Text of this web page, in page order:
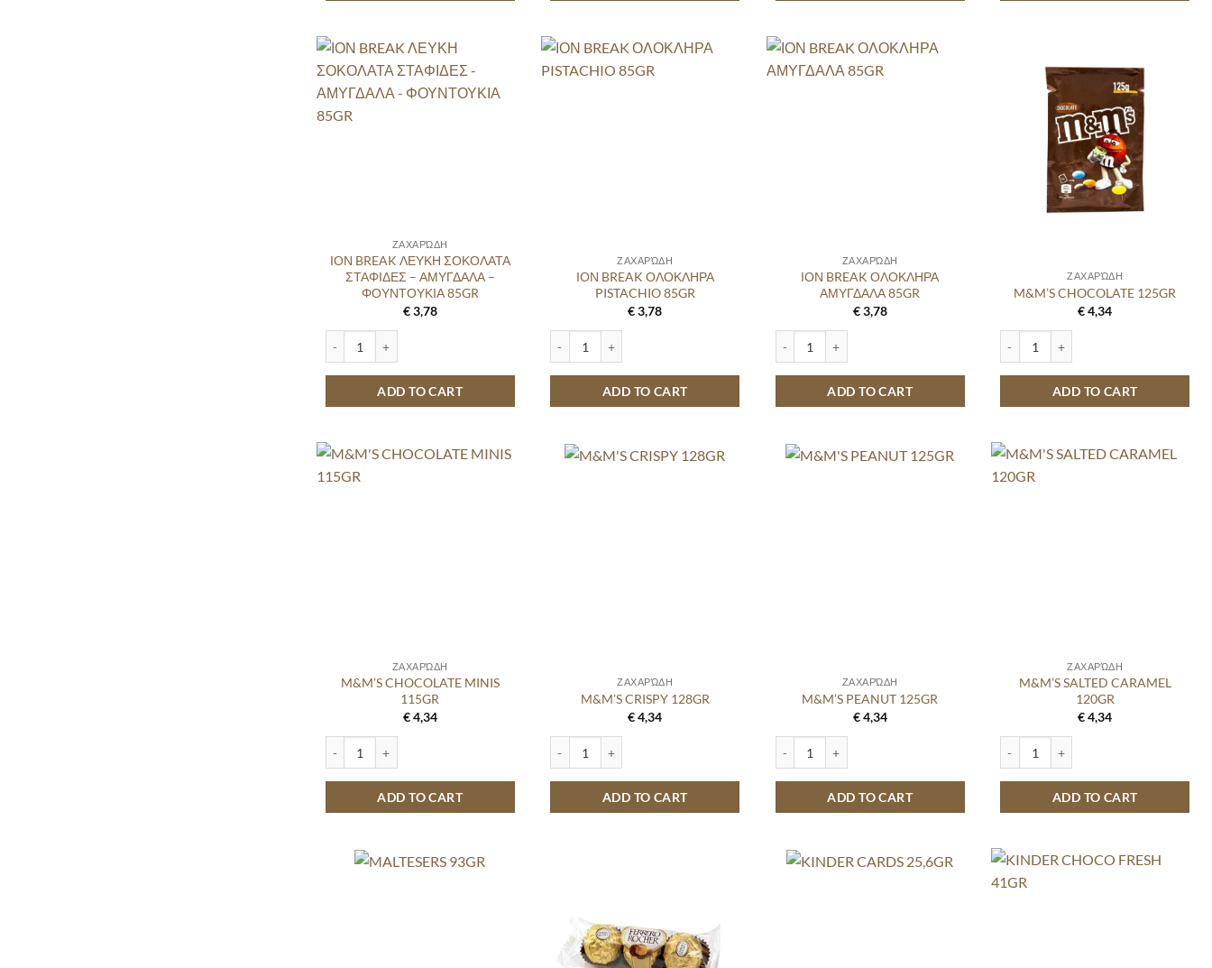
ΖΑΧΑΡΏΔΗ
ΙΟΝ BREAK ΛΕΥΚΗ ΣΟΚΟΛΑΤΑ
ΣΤΑΦΙΔΕΣ – ΑΜΥΓΔΑΛΑ –
ΦΟΥΝΤΟΥΚΙΑ 85GR
€3,78
ADD TO CART
ΖΑΧΑΡΏΔΗ
ΙΟΝ BREAK ΟΛΟΚΛΗΡΑ
PISTACHIO 85GR
€3,78
ADD TO CART
ΖΑΧΑΡΏΔΗ
ΙΟΝ BREAK ΟΛΟΚΛΗΡΑ
ΑΜΥΓΔΑΛΑ 85GR
€3,78
ADD TO CART
ΖΑΧΑΡΏΔΗ
M&M’S CHOCOLATE 125GR
€4,34
ADD TO CART
ΖΑΧΑΡΏΔΗ
M&M’S CHOCOLATE MINIS
115GR
€4,34
ADD TO CART
ΖΑΧΑΡΏΔΗ
M&M’S CRISPY 128GR
€4,34
ADD TO CART
ΖΑΧΑΡΏΔΗ
M&M’S PEANUT 125GR
€4,34
ADD TO CART
ΖΑΧΑΡΏΔΗ
M&M’S SALTED CARAMEL
120GR
€4,34
ADD TO CART